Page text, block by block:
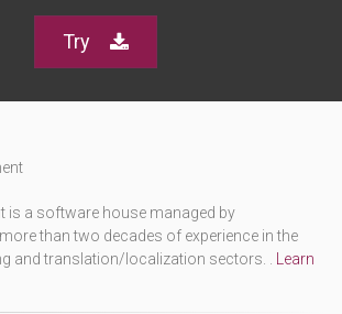
Try
is a software house managed by
than two decades of experience in the
and translation/localization sectors. .
Learn